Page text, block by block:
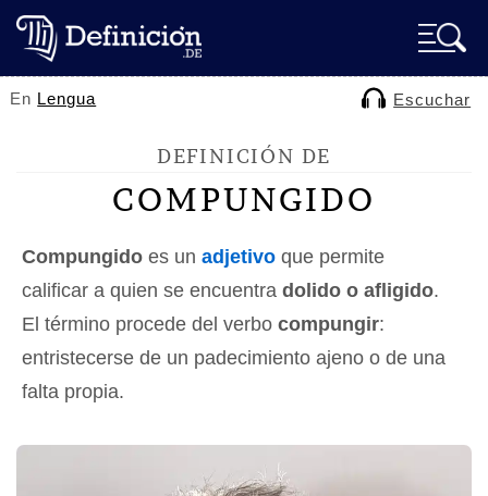
En Lengua Escuchar
DEFINICIÓN DE
COMPUNGIDO
Compungido es un adjetivo que permite
calificar a quien se encuentra dolido o afligido.
El término procede del verbo compungir:
entristecerse de un padecimiento ajeno o de una
falta propia.